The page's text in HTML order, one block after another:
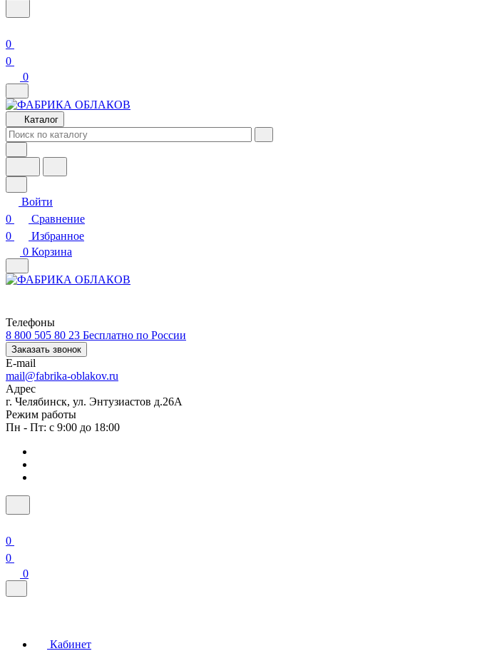
0
0
0
Каталог
Войти
0
Сравнение
0
Избранное
0 Корзина
Телефоны
8 800 505 80 23 Бесплатно по России
Заказать звонок
E-mail
mail@fabrika-oblakov.ru
Адрес
г. Челябинск, ул. Энтузиастов д.26А
Режим работы
Пн - Пт: с 9:00 до 18:00
0
0
0
Кабинет